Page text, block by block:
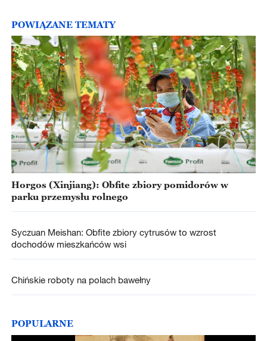
POWIĄZANE TEMATY
Horgos (Xinjiang): Obfite zbiory pomidorów w
parku przemysłu rolnego
Syczuan Meishan: Obfite zbiory cytrusów to wzrost
dochodów mieszkańców wsi
Chińskie roboty na polach bawełny
POPULARNE